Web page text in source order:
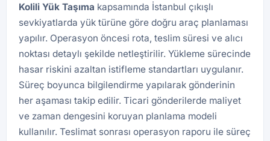
Kolili Yük Taşıma kapsamında İstanbul çıkışlı
sevkiyatlarda yük türüne göre doğru araç planlaması
yapılır. Operasyon öncesi rota, teslim süresi ve alıcı
noktası detaylı şekilde netleştirilir. Yükleme sürecinde
hasar riskini azaltan istifleme standartları uygulanır.
Süreç boyunca bilgilendirme yapılarak gönderinin
her aşaması takip edilir. Ticari gönderilerde maliyet
ve zaman dengesini koruyan planlama modeli
kullanılır. Teslimat sonrası operasyon raporu ile süreç